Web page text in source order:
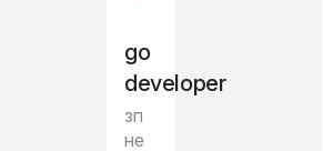
go
developer
зп
не